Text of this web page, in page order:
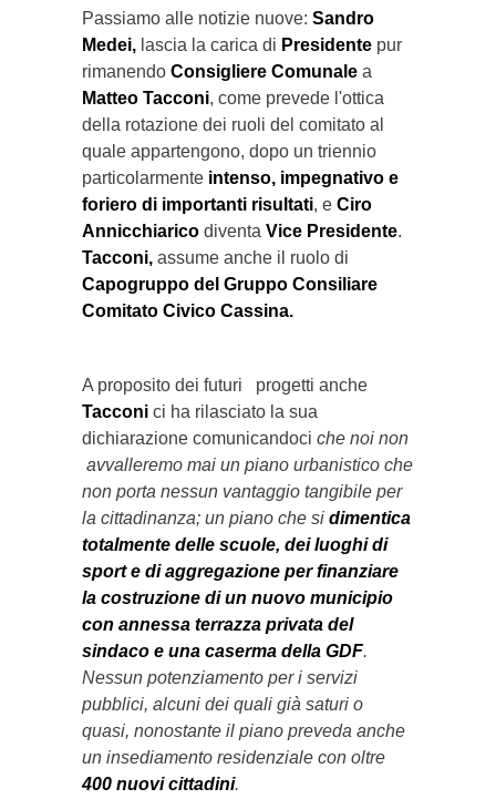
Passiamo alle notizie nuove: Sandro
Medei, lascia la carica di Presidente pur
rimanendo Consigliere Comunale a
Matteo Tacconi, come prevede l'ottica
della rotazione dei ruoli del comitato al
quale appartengono, dopo un triennio
particolarmente intenso, impegnativo e
foriero di importanti risultati, e Ciro
Annicchiarico diventa Vice Presidente.
Tacconi, assume anche il ruolo di
Capogruppo del Gruppo Consiliare
Comitato Civico Cassina.
A proposito dei futuri progetti anche
Tacconi ci ha rilasciato la sua
dichiarazione comunicandoci che noi non
avvalleremo mai un piano urbanistico che
non porta nessun vantaggio tangibile per
la cittadinanza; un piano che si dimentica
totalmente delle scuole, dei luoghi di
sport e di aggregazione per finanziare
la costruzione di un nuovo municipio
con annessa terrazza privata del
sindaco e una caserma della GDF.
Nessun potenziamento per i servizi
pubblici, alcuni dei quali già saturi o
quasi, nonostante il piano preveda anche
un insediamento residenziale con oltre
400 nuovi cittadini.